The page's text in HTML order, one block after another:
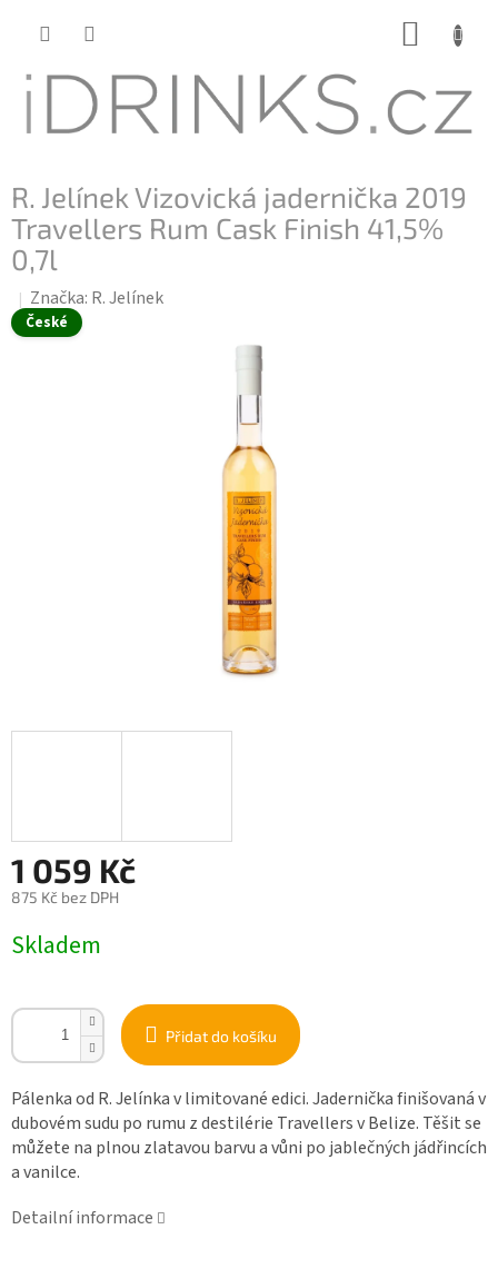
R. Jelínek Vizovická jadernička 2019
Travellers Rum Cask Finish 41,5%
0,7l
České
Značka: R. Jelínek
1 059 Kč
875 Kč bez DPH
cena:
Skladem
Přidat do košíku
Pálenka od R. Jelínka v limitované edici. Jadernička finišovaná v
dubovém sudu po rumu z destilérie Travellers v Belize. Těšit se
můžete na plnou zlatavou barvu a vůni po jablečných jádřincích
a vanilce.
Detailní informace